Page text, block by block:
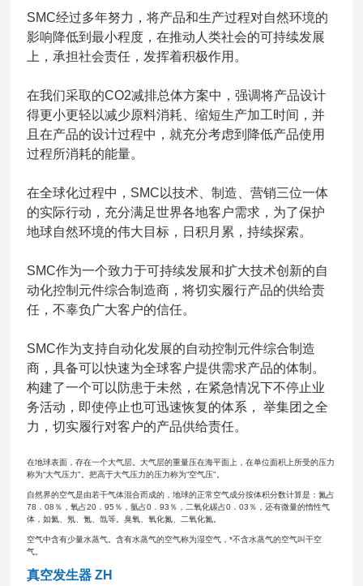
SMC经过多年努力，将产品和生产过程对自然环境的
影响降低到最小程度，在推动人类社会的可持续发展
上，承担社会责任，发挥着积极作用。
在我们采取的CO2减排总体方案中，强调将产品设计
得更小更轻以减少原料消耗、缩短生产加工时间，并
且在产品的设计过程中，就充分考虑到降低产品使用
过程所消耗的能量。
在全球化过程中，SMC以技术、制造、营销三位一体
的实际行动，充分满足世界各地客户需求，为了保护
地球自然环境的伟大目标，日积月累，持续探索。
SMC作为一个致力于可持续发展和扩大技术创新的自
动化控制元件综合制造商，将切实履行产品的供给责
任，不辜负广大客户的信任。
SMC作为支持自动化发展的自动控制元件综合制造
商，具备可以快速为全球客户提供需求产品的体制。
构建了一个可以防患于未然，在紧急情况下不停止业
务活动，即使停止也可迅速恢复的体系， 举集团之全
力，切实履行对客户的产品供给责任。
在地球表面，存在一个大气层。大气层的重量压在海平面上，在单位面积上所受的压力
称为“大气压力"。把高于大气压力的压力称为“空气压"。
自然界的空气是由若干气体混合而成的，地球的正常空气成分按体积分数计算是：氮占
78．08％，氧占20．95％，氩占0．93％，二氧化碳占0．03％，还有微量的惰性气
体，如氦、氖、氪、氙等。臭氧、氧化氮、二氧化氮。
空气中含有少量水蒸气。含有水蒸气的空气称为湿空气，*不含水蒸气的空气叫干空
气。
真空发生器 ZH